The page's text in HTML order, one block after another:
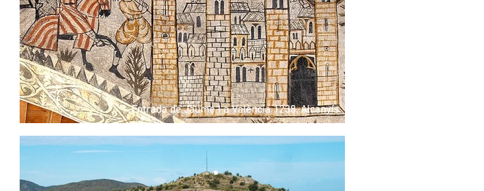
Entrada de Jaume I a València 1238. Alcanyís.